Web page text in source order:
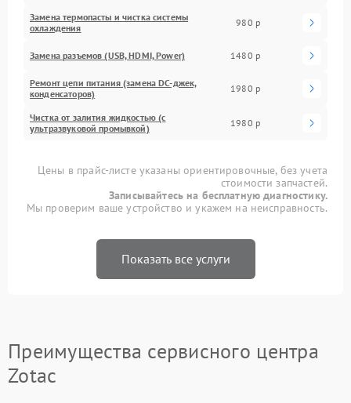
Замена термопасты и чистка системы
охлаждения
980 р
Замена разъемов (USB, HDMI, Power) 1480 р
Ремонт цепи питания (замена DC-джек,
конденсаторов)
1980 р
Чистка от залития жидкостью (с
ультразвуковой промывкой)
1980 р
Цены в прайс-листе указаны ориентировочные, без учета
стоимости запчастей.
Записывайтесь на бесплатную диагностику.
Мы проверим ваше устройство и укажем на неисправность.
Показать все услуги
Преимущества сервисного центра
Zotac